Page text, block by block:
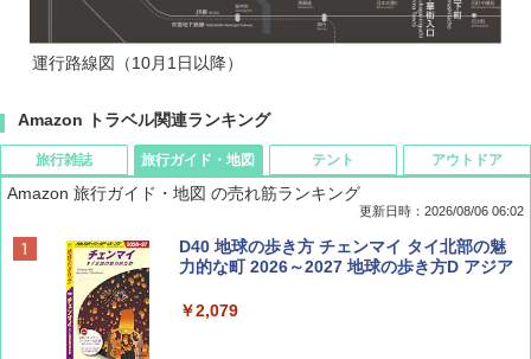
運行路線図（10月1日以降）
Amazon トラベル関連ランキング
旅行雑誌
ディズニーファン ２０２６年 ９月号 [雑
誌] (ＤＩＳＮＥＹ ＦＡＮ)
￥713
旅行ガイド・地図
Amazon 旅行ガイド・地図 の売れ筋ランキング
更新日時：2026/08/06 06:02
D40 地球の歩き方 チェンマイ タイ北部の魅
力的な町 2026～2027 地球の歩き方D アジア
￥2,079
テント アウトドア